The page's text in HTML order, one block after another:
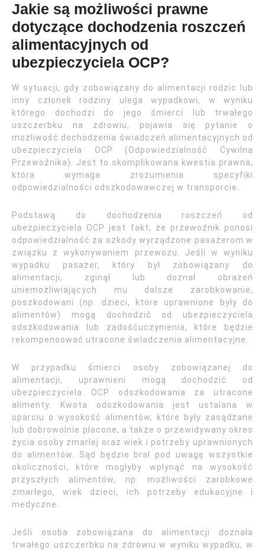
Jakie są możliwości prawne
dotyczące dochodzenia roszczeń
alimentacyjnych od
ubezpieczyciela OCP?
W sytuacji, gdy zobowiązany do alimentacji rodzic lub
inny członek rodziny ulega wypadkowi, w wyniku
którego dochodzi do jego śmierci lub trwałego
uszczerbku na zdrowiu, pojawia się pytanie o
możliwość dochodzenia świadczeń alimentacyjnych od
ubezpieczyciela OCP (Odpowiedzialność Cywilna
Przewoźnika). Jest to skomplikowana kwestia prawna,
która wymaga zrozumienia specyfiki
odpowiedzialności odszkodowawczej w transporcie.
Podstawą do dochodzenia roszczeń od
ubezpieczyciela OCP jest fakt, że przewoźnik ponosi
odpowiedzialność za szkody wyrządzone pasażerom w
związku z wykonywaniem przewozu. Jeśli w wyniku
wypadku pasażer, który był zobowiązany do
alimentacji, zginął lub doznał obrażeń
uniemożliwiających mu dalsze zarobkowanie,
poszkodowani (np. dzieci, które uprawnione były do
alimentów) mogą dochodzić od ubezpieczyciela
odszkodowania lub zadośćuczynienia, które będzie
rekompensować utracone świadczenia alimentacyjne.
W przypadku śmierci osoby zobowiązanej do
alimentacji, uprawnieni mogą dochodzić od
ubezpieczyciela OCP odszkodowania za utracone
alimenty. Kwota odszkodowania jest ustalana w
oparciu o wysokość alimentów, które były zasądzane
lub dobrowolnie płacone, a także o przewidywany okres
życia osoby zmarłej oraz wiek i potrzeby uprawnionych
do alimentów. Sąd będzie brał pod uwagę wszystkie
okoliczności, które mogłyby wpłynąć na wysokość
przyszłych alimentów, np. możliwości zarobkowe
zmarłego, wiek dzieci, ich potrzeby edukacyjne i
medyczne.
Jeśli osoba zobowiązana do alimentacji doznała
trwałego uszczerbku na zdrowiu w wyniku wypadku, w